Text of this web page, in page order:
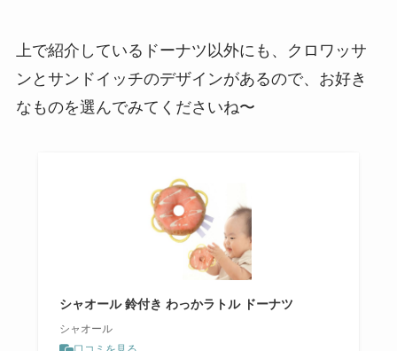
上で紹介しているドーナツ以外にも、クロワッサ
ンとサンドイッチのデザインがあるので、お好き
なものを選んでみてくださいね〜
シャオール 鈴付き わっかラトル ドーナツ
シャオール